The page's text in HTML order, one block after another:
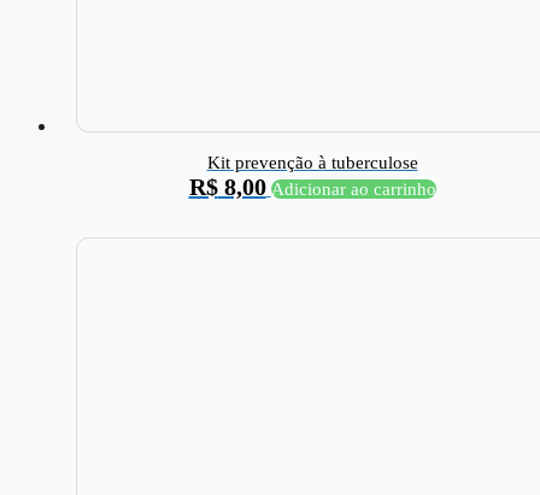
Kit prevenção à tuberculose
R$8,00 Adicionar ao carrinho